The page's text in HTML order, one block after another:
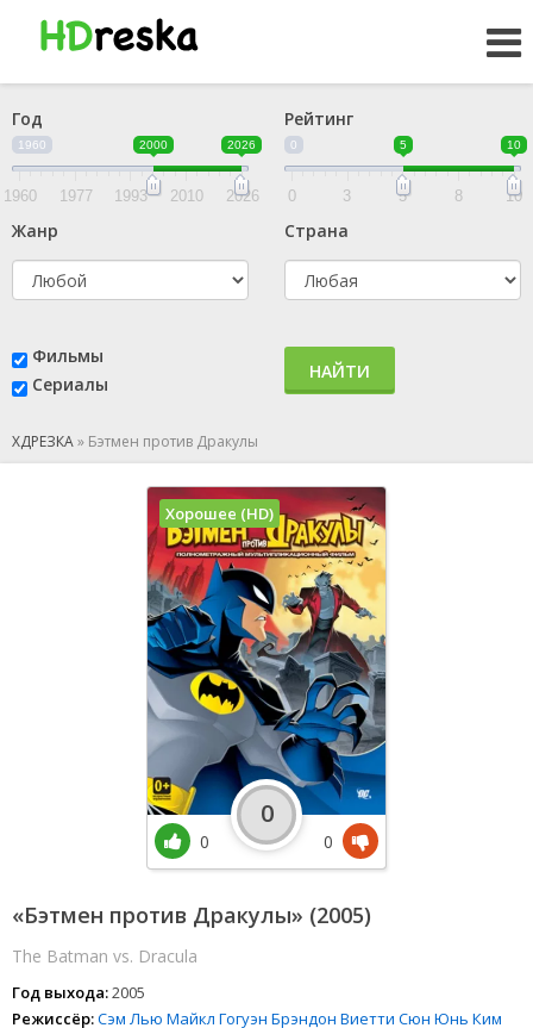
Год
1960 2000 2026
1960 1977 1993 2010 2026
Рейтинг
0 5 10
0 3 5 8 10
Жанр Страна
Фильмы
Сериалы
НАЙТИ
ХДРЕЗКА» Бэтмен против Дракулы
«Бэтмен против Дракулы» (2005)
The Batman vs. Dracula
Год выхода:2005
Режиссёр:Сэм Лью Майкл Гогуэн Брэндон Виетти Сюн Юнь Ким
Хорошее (HD)
0
0
0